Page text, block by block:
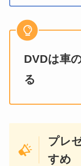
DVDは車
る
プレ
すめ